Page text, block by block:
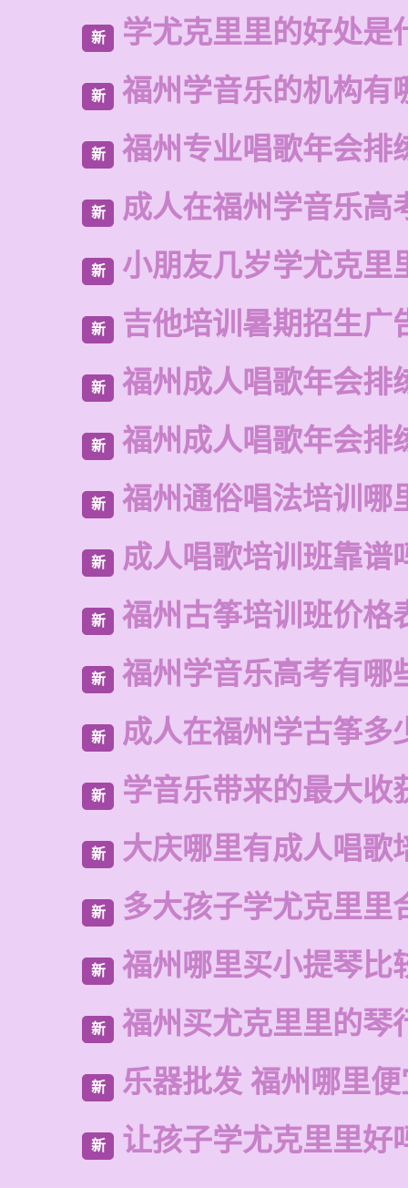
新 学尤克里里的好处是
新 福州学音乐的机构有
新 福州专业唱歌年会排
新 成人在福州学音乐高
新 小朋友几岁学尤克里
新 吉他培训暑期招生广
新 福州成人唱歌年会排
新 福州成人唱歌年会排
新 福州通俗唱法培训哪
新 成人唱歌培训班靠谱
新 福州古筝培训班价格
新 福州学音乐高考有哪
新 成人在福州学古筝多
新 学音乐带来的最大收
新 大庆哪里有成人唱歌
新 多大孩子学尤克里里
新 福州哪里买小提琴比
新 福州买尤克里里的琴
新 乐器批发 福州哪里
新 让孩子学尤克里里好